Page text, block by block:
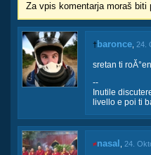
Za vpis komentarja moraš biti
†baronce 24.
sretan ti
--
Inutile
livello e poi ti
≠nasal 24.